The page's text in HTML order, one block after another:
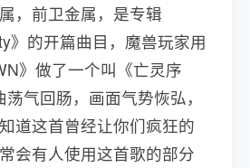
，前卫金属，是专辑
》的开篇曲目，魔兽玩家用
》做了一个叫《亡灵序
气回肠，画面气势恢弘，
道这首曾经让你们疯狂的
会有人使用这首歌的部分